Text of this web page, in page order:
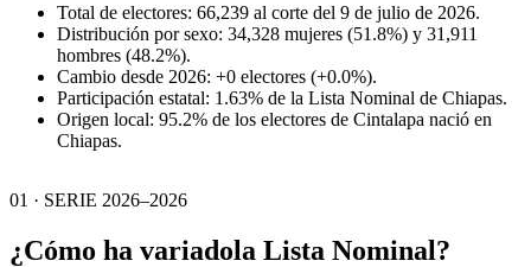
Total de electores: 66,239 al corte del 9 de julio de 2026.
Distribución por sexo: 34,328 mujeres (51.8%) y 31,911
hombres (48.2%).
Cambio desde 2026: +0 electores (+0.0%).
Participación estatal: 1.63% de la Lista Nominal de Chiapas.
Origen local: 95.2% de los electores de Cintalapa nació en
Chiapas.
01 · SERIE 2026–2026
¿Cómo ha variadola Lista Nominal?